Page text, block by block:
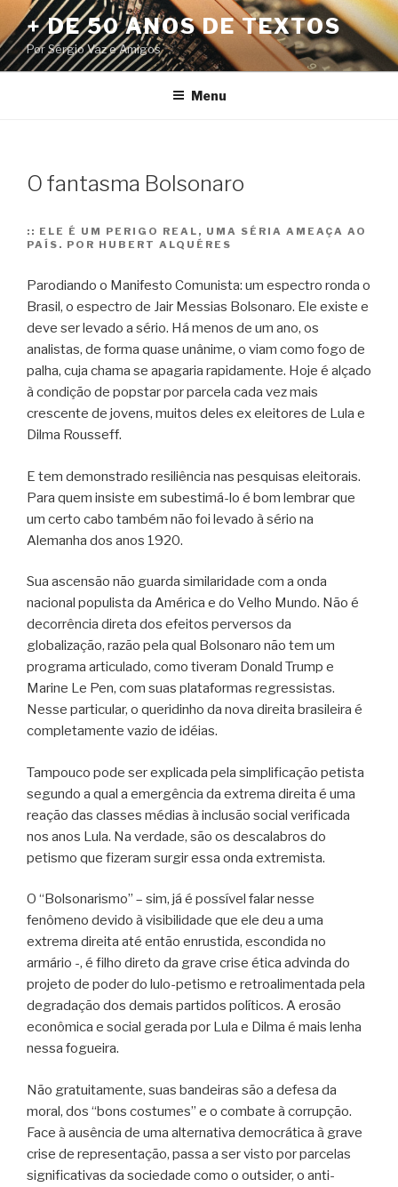
Pular
para
o
conteúdo
+ DE 50 ANOS DE TEXTOS
Por Sérgio Vaz e Amigos
Menu
O fantasma Bolsonaro
:: ELE É UM PERIGO REAL, UMA SÉRIA AMEAÇA AO
PAÍS. POR HUBERT ALQUÉRES
Parodiando o Manifesto Comunista: um espectro ronda o
Brasil, o espectro de Jair Messias Bolsonaro. Ele existe e
deve ser levado a sério. Há menos de um ano, os
analistas, de forma quase unânime, o viam como fogo de
palha, cuja chama se apagaria rapidamente. Hoje é alçado
à condição de popstar por parcela cada vez mais
crescente de jovens, muitos deles ex eleitores de Lula e
Dilma Rousseff.
E tem demonstrado resiliência nas pesquisas eleitorais.
Para quem insiste em subestimá-lo é bom lembrar que
um certo cabo também não foi levado à sério na
Alemanha dos anos 1920.
Sua ascensão não guarda similaridade com a onda
nacional populista da América e do Velho Mundo. Não é
decorrência direta dos efeitos perversos da
globalização, razão pela qual Bolsonaro não tem um
programa articulado, como tiveram Donald Trump e
Marine Le Pen, com suas plataformas regressistas.
Nesse particular, o queridinho da nova direita brasileira é
completamente vazio de idéias.
Tampouco pode ser explicada pela simplificação petista
segundo a qual a emergência da extrema direita é uma
reação das classes médias à inclusão social verificada
nos anos Lula. Na verdade, são os descalabros do
petismo que fizeram surgir essa onda extremista.
O “Bolsonarismo” – sim, já é possível falar nesse
fenômeno devido à visibilidade que ele deu a uma
extrema direita até então enrustida, escondida no
armário -, é filho direto da grave crise ética advinda do
projeto de poder do lulo-petismo e retroalimentada pela
degradação dos demais partidos políticos. A erosão
econômica e social gerada por Lula e Dilma é mais lenha
nessa fogueira.
Não gratuitamente, suas bandeiras são a defesa da
moral, dos “bons costumes” e o combate à corrupção.
Face à ausência de uma alternativa democrática à grave
crise de representação, passa a ser visto por parcelas
significativas da sociedade como o outsider, o anti-